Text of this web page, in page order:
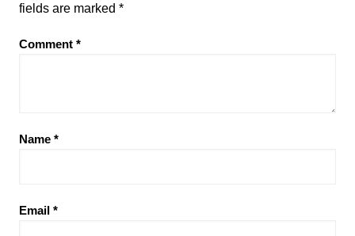
fields are marked *
Comment *
Name *
Email *